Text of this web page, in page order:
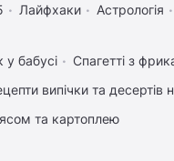
Лайфхаки Астрологія
у бабусі
Спагетті з
випічки та десертів
та картоплею